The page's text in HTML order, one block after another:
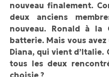
nouveau finalement.
deux anciens
nouveau. Ronald à la
batterie. Mais vous
Diana, qui vient d’Italie.
tous les deux